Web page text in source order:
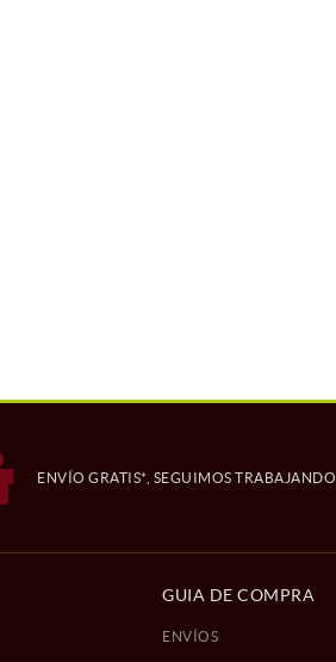
ENVÍO GRATIS*, SEGUIMOS TRABAJANDO
GUIA DE COMPRA
ENVÍOS